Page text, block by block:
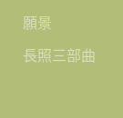
願景
長照三部曲